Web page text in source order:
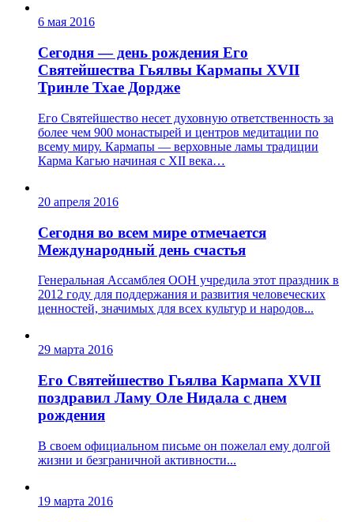
6 мая 2016
Сегодня — день рождения Его
Святейшества Гьялвы Кармапы ХVII
Тринле Тхае Дордже
Его Святейшество несет духовную ответственность за
более чем 900 монастырей и центров медитации по
всему миру. Кармапы — верховные ламы традиции
Карма Кагью начиная с XII века…
20 апреля 2016
Сегодня во всем мире отмечается
Международный день счастья
Генеральная Ассамблея ООН учредила этот праздник в
2012 году для поддержания и развития человеческих
ценностей, значимых для всех культур и народов...
29 марта 2016
Его Святейшество Гьялва Кармапа XVII
поздравил Ламу Оле Нидала с днем
рождения
В своем официальном письме он пожелал ему долгой
жизни и безграничной активности...
19 марта 2016